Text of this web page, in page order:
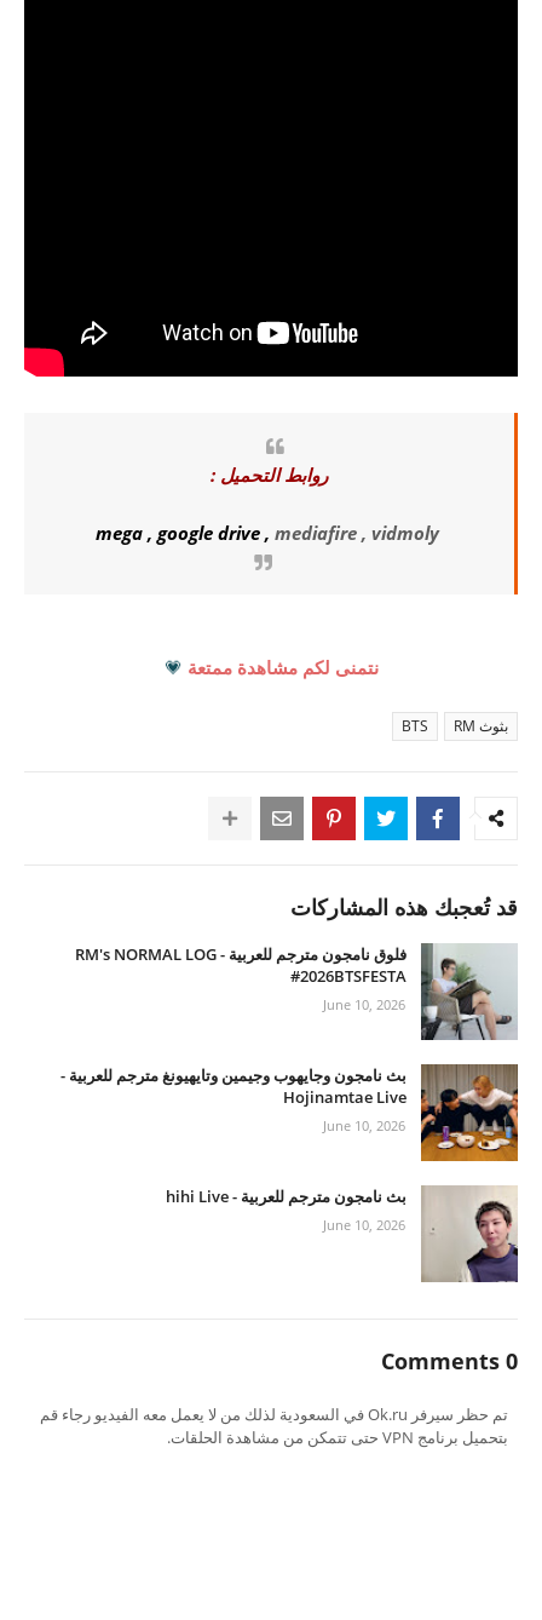
روابط التحميل :
mega , google drive , mediafire , vidmoly
نتمنى لكم مشاهدة ممتعة 💗
بثوث RM BTS
قد تُعجبك هذه المشاركات
فلوق نامجون مترجم للعربية - RM's NORMAL LOG
#2026BTSFESTA
June 10, 2026
بث نامجون وجايهوب وجيمين وتايهيونغ مترجم للعربية -
Hojinamtae Live
June 10, 2026
بث نامجون مترجم للعربية - hihi Live
June 10, 2026
0 Comments
تم حظر سيرفر Ok.ru في السعودية لذلك من لا يعمل معه الفيديو رجاء قم
بتحميل برنامج VPN حتى تتمكن من مشاهدة الحلقات.